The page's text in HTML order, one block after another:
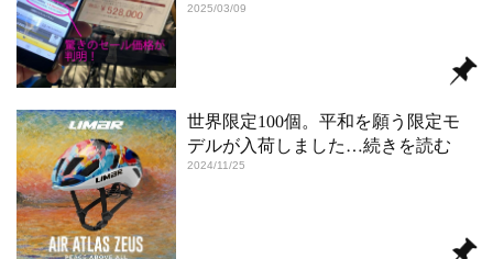
2025/03/09
世界限定100個。平和を願う限定モ
デルが入荷しました …続きを読む
2024/11/25